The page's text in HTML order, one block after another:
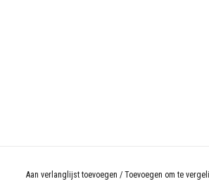
Aan verlanglijst toevoegen / Toevoegen om te